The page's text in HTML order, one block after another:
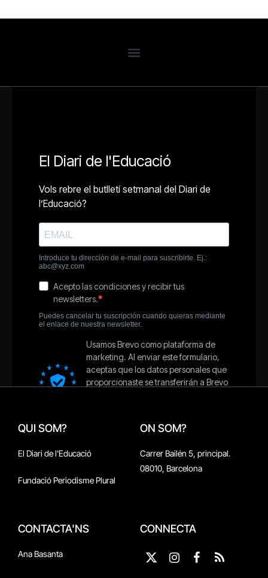
QUI SOM?
El Diari de l'Educació
Fundació Periodisme Plural
ON SOM?
Carrer Bailén 5, principal.
08010, Barcelona
CONTACTA'NS
Ana Basanta
CONNECTA
X
InstagramFacebook
RSS